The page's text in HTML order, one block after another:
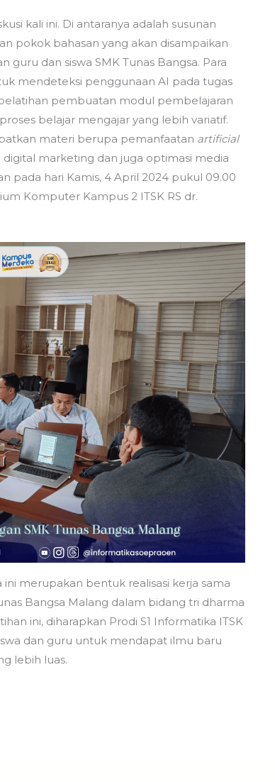
kali ini. Di antaranya adalah susunan
pokok bahasan yang akan disampaikan
guru dan siswa SMK Tunas Bangsa. Para
mendeteksi penggunaan AI pada tugas
pembuatan modul pembelajaran
belajar mengajar yang lebih variatif.
materi berupa pemanfaatan artificial
marketing dan juga optimasi media
pada hari Kamis, 4 April 2024 pukul 09.00
Komputer Kampus 2 ITSK RS dr.
merupakan bentuk realisasi kerja sama
Bangsa Malang dalam bidang tri dharma
ini, diharapkan Prodi S1 Informatika ITSK
dan guru untuk mendapat ilmu baru
lebih luas.